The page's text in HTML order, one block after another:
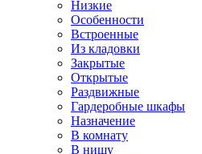
Низкие
Особенности
Встроенные
Из кладовки
Закрытые
Открытые
Раздвижные
Гардеробные шкафы
Назначение
В комнату
В нишу